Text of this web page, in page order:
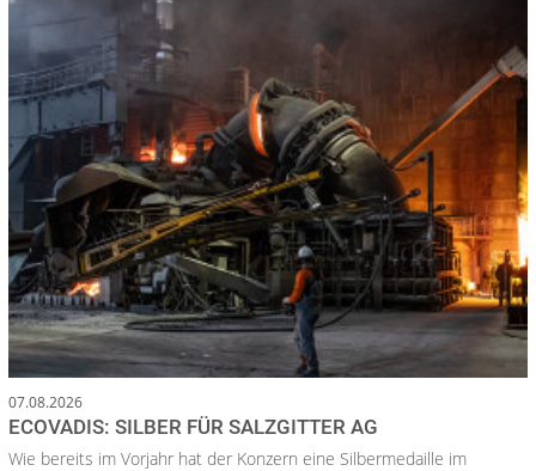
07.08.2026
ECOVADIS: SILBER FÜR SALZGITTER AG
Wie bereits im Vorjahr hat der Konzern eine Silbermedaille im